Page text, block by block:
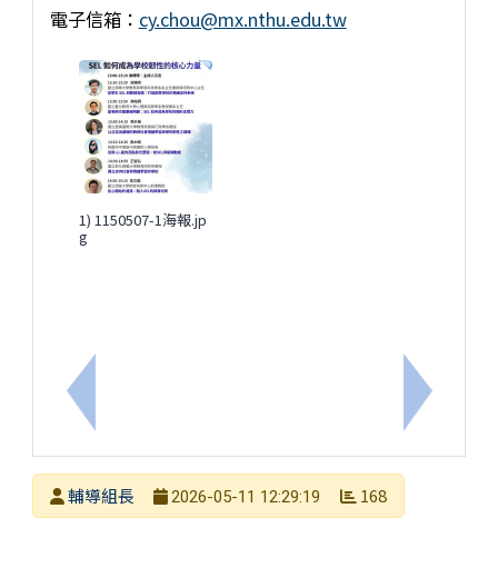
上一筆：轉知國立臺南大學「115 年特教教師 AI 視
電子信箱： cy.chou@mx.nthu.edu.tw
1) 1150507-1海報.jp
g
下一筆：
發布者
輔導組長
2026-05-11 12:29:19 168